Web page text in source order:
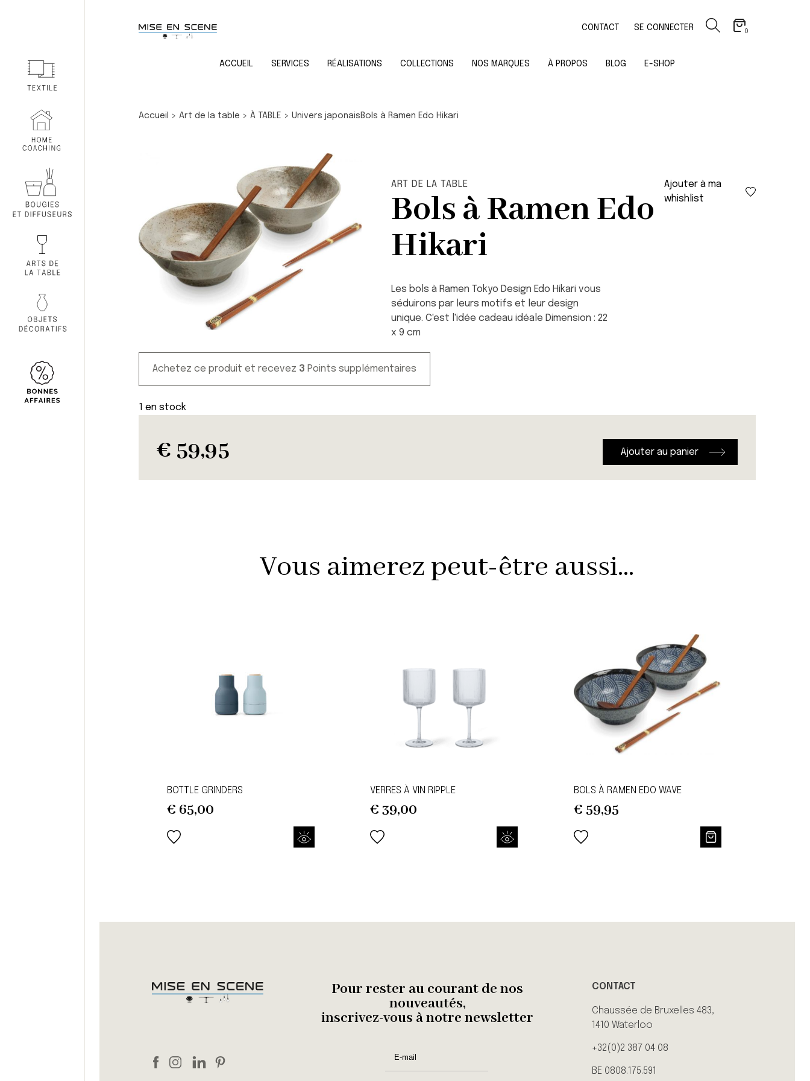
CONTACT SE CONNECTER 0
ACCUEIL SERVICES RÉALISATIONS COLLECTIONS NOS MARQUES À PROPOS BLOG E-SHOP
Accueil >Art de la table >À TABLE >Univers japonais Bols à Ramen Edo Hikari
ART DE LA TABLE
Bols à Ramen Edo
Hikari
Ajouter à ma
whishlist
Les bols à Ramen Tokyo Design Edo Hikari vous
séduirons par leurs motifs et leur design
unique. C'est l'idée cadeau idéale Dimension : 22
x 9 cm
1 en stock
€ 59,95
Achetez ce produit et recevez 3 Points supplémentaires
quantité
Ajouter au panier
Vous aimerez peut-être aussi...
BOTTLE GRINDERS
€ 65,00
VERRES À VIN RIPPLE
€ 39,00
BOLS À RAMEN EDO WAVE
€ 59,95
Pour rester au courant de nos
nouveautés,
inscrivez-vous à notre newsletter
CONTACT
Chaussée de Bruxelles 483,
1410 Waterloo
+32(0)2 387 04 08
BE 0808.175.591